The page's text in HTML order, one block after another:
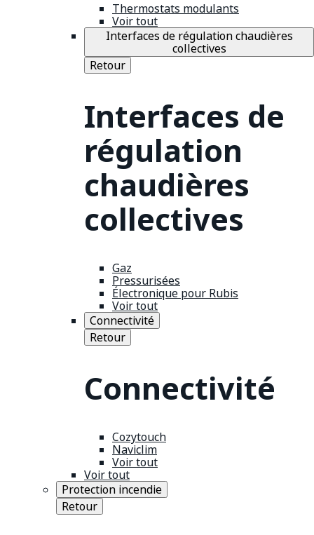
Thermostats modulants
Voir tout
Interfaces de régulation chaudières
collectives
Retour
Interfaces de
régulation
chaudières
collectives
Gaz
Pressurisées
Électronique pour Rubis
Voir tout
Connectivité
Retour
Connectivité
Cozytouch
Naviclim
Voir tout
Voir tout
Protection incendie
Retour